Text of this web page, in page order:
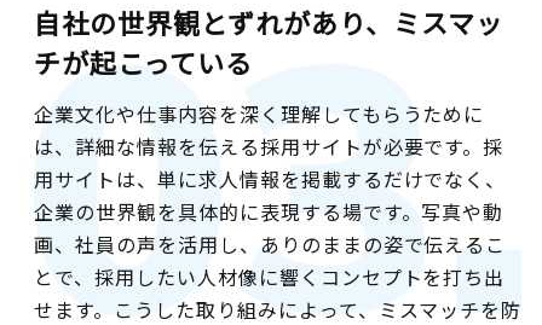
自社の世界観とずれがあり、ミスマッ
チが起こっている
企業文化や仕事内容を深く理解してもらうために
は、詳細な情報を伝える採用サイトが必要です。採
用サイトは、単に求人情報を掲載するだけでなく、
企業の世界観を具体的に表現する場です。写真や動
画、社員の声を活用し、ありのままの姿で伝えるこ
とで、採用したい人材像に響くコンセプトを打ち出
せます。こうした取り組みによって、ミスマッチを防